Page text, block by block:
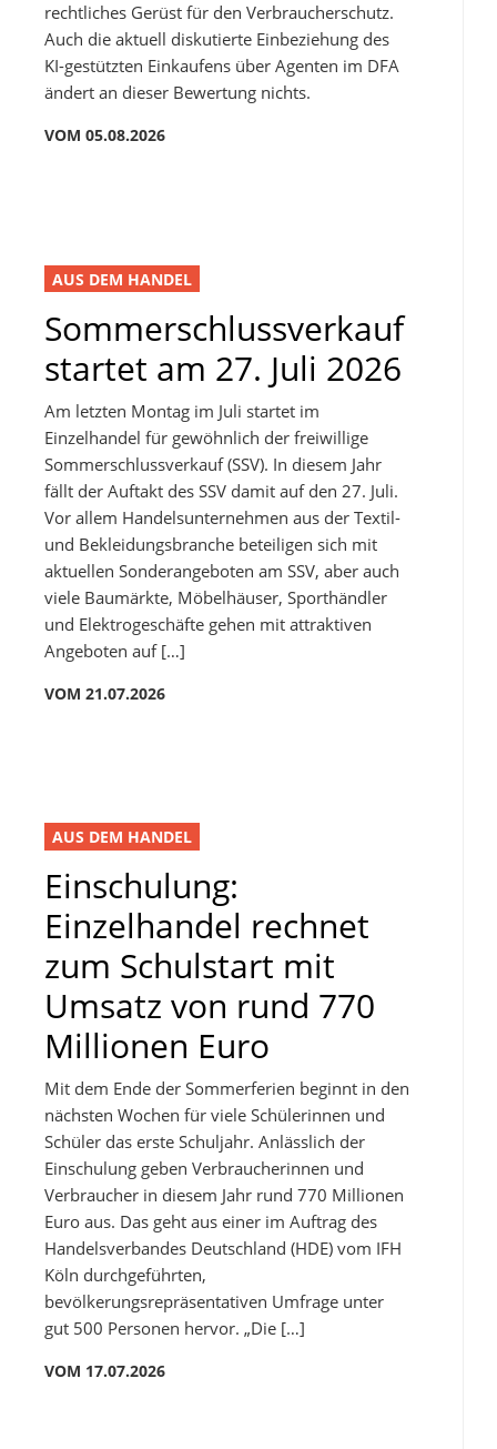
rechtliches Gerüst für den Verbraucherschutz.
Auch die aktuell diskutierte Einbeziehung des
KI-gestützten Einkaufens über Agenten im DFA
ändert an dieser Bewertung nichts.
VOM 05.08.2026
AUS DEM HANDEL
Sommerschlussverkauf
startet am 27. Juli 2026
Am letzten Montag im Juli startet im
Einzelhandel für gewöhnlich der freiwillige
Sommerschlussverkauf (SSV). In diesem Jahr
fällt der Auftakt des SSV damit auf den 27. Juli.
Vor allem Handelsunternehmen aus der Textil-
und Bekleidungsbranche beteiligen sich mit
aktuellen Sonderangeboten am SSV, aber auch
viele Baumärkte, Möbelhäuser, Sporthändler
und Elektrogeschäfte gehen mit attraktiven
Angeboten auf […]
VOM 21.07.2026
AUS DEM HANDEL
Einschulung:
Einzelhandel rechnet
zum Schulstart mit
Umsatz von rund 770
Millionen Euro
Mit dem Ende der Sommerferien beginnt in den
nächsten Wochen für viele Schülerinnen und
Schüler das erste Schuljahr. Anlässlich der
Einschulung geben Verbraucherinnen und
Verbraucher in diesem Jahr rund 770 Millionen
Euro aus. Das geht aus einer im Auftrag des
Handelsverbandes Deutschland (HDE) vom IFH
Köln durchgeführten,
bevölkerungsrepräsentativen Umfrage unter
gut 500 Personen hervor. „Die […]
VOM 17.07.2026